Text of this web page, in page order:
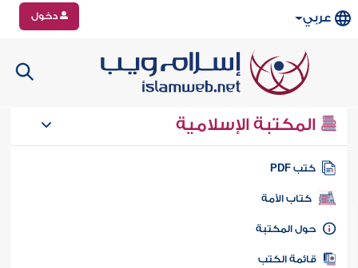
عربي دخول
المكتبة الإسلامية
كتب PDF
كتاب الأمة
المكتبة